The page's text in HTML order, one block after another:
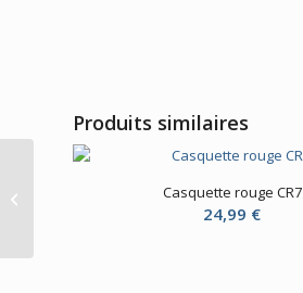
Produits similaires
Casquette rouge CR7
24,99 €